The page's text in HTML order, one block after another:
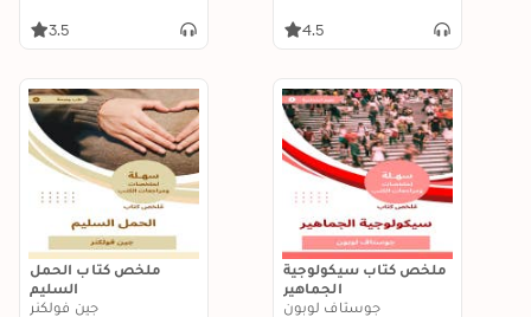
3.5
والشفاء من الأمراض
4.5
ملخص كتاب الحمل
السليم
جين فولكنر
ملخص كتاب سيكولوجية
الجماهير
جوستاف لوبون